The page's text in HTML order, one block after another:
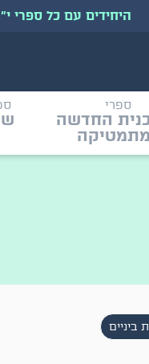
היחידים עם כל ספרי י״ב
ספרי
החדשה
ביניים